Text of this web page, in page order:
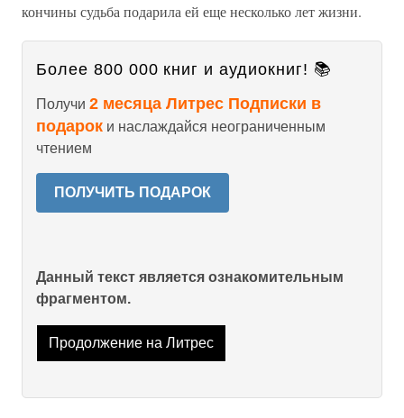
кончины судьба подарила ей еще несколько лет жизни.
Более 800 000 книг и аудиокниг! 📚
Получи 2 месяца Литрес Подписки в
подарок и наслаждайся неограниченным
чтением
ПОЛУЧИТЬ ПОДАРОК
Данный текст является ознакомительным
фрагментом.
Продолжение на Литрес